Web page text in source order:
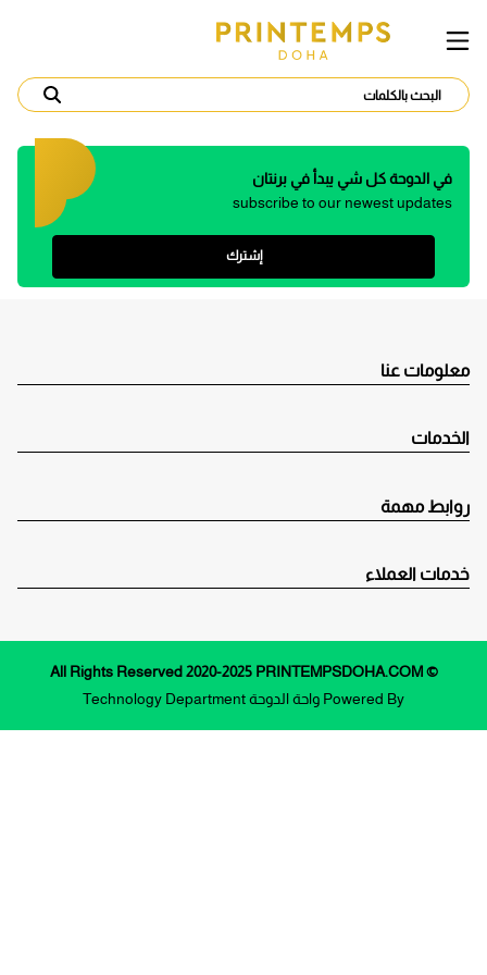
في الدوحة كل شي يبدأ في برنتان
subscribe to our newest updates
إشترك
معلومات عنا
الخدمات
روابط مهمة
خدمات العملاء
© All Rights Reserved 2020-2025 PRINTEMPSDOHA.COM
Powered By واحة الدوحة